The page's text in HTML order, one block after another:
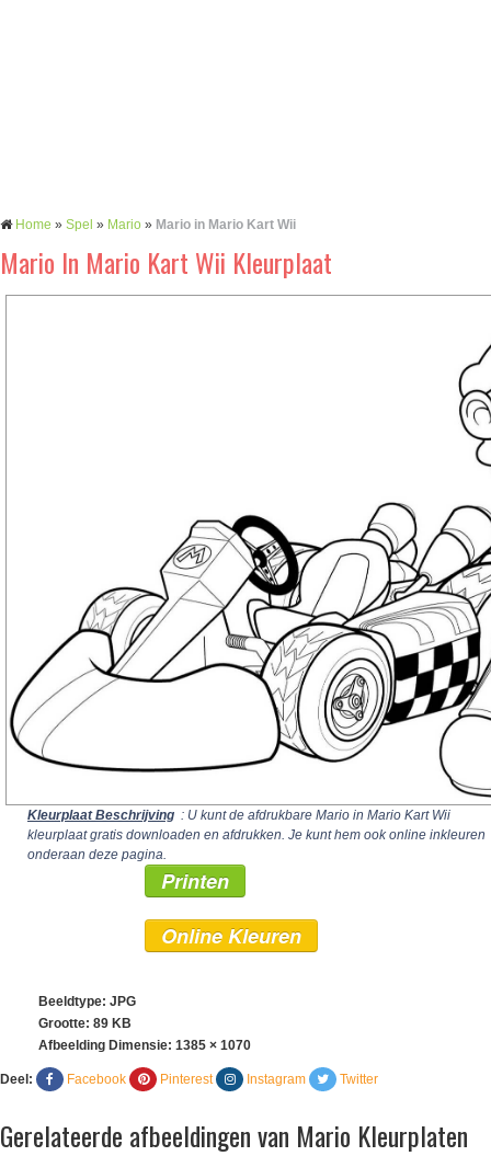
Home » Spel » Mario » Mario in Mario Kart Wii
Mario In Mario Kart Wii Kleurplaat
Kleurplaat Beschrijving : U kunt de afdrukbare Mario in Mario Kart Wii
kleurplaat gratis downloaden en afdrukken. Je kunt hem ook online inkleuren
onderaan deze pagina.
Printen
Online Kleuren
Beeldtype: JPG
Grootte: 89 KB
Afbeelding Dimensie: 1385 × 1070
Deel: Facebook Pinterest Instagram Twitter
Gerelateerde afbeeldingen van Mario Kleurplaten